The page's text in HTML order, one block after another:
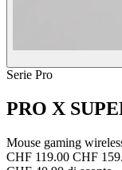
Serie Pro
PRO X
Mouse gaming
CHF 119.00 CHF